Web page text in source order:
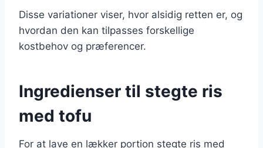
Disse variationer viser, hvor alsidig retten er, og
hvordan den kan tilpasses forskellige
kostbehov og præferencer.
Ingredienser til stegte ris
med tofu
For at lave en lækker portion stegte ris med